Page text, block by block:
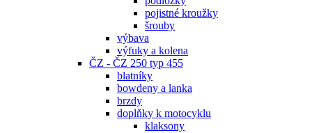
pojistné kroužky
šrouby
výbava
výfuky a kolena
ČZ - ČZ 250 typ 455
blatníky
bowdeny a lanka
brzdy
doplňky k motocyklu
klaksony